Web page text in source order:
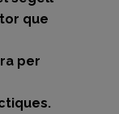
que
per